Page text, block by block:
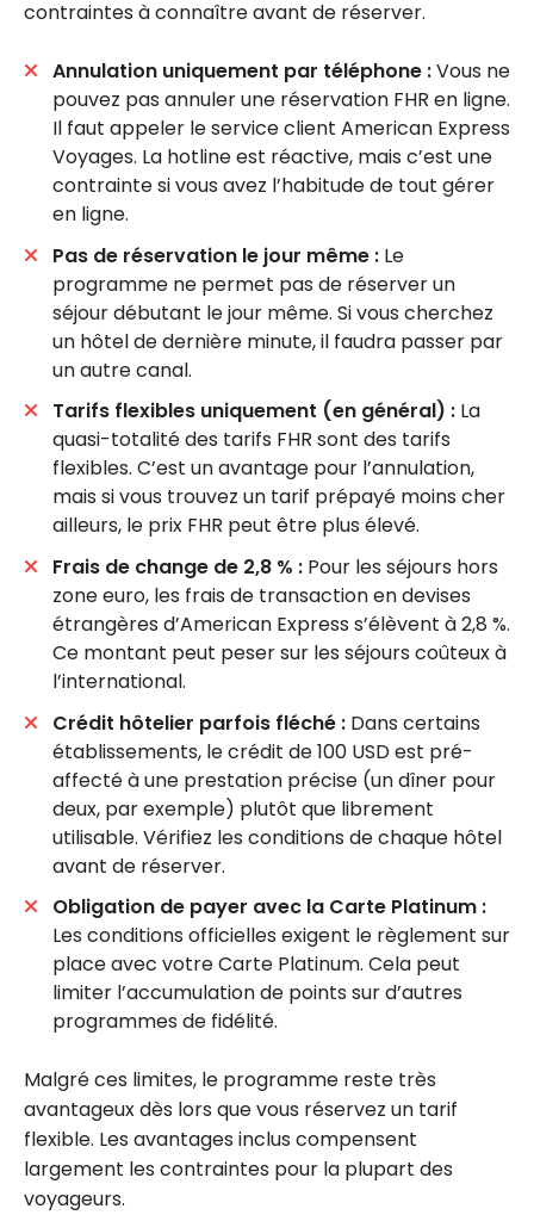
contraintes à connaître avant de réserver.
Annulation uniquement par téléphone :Vous ne
pouvez pas annuler une réservation FHR en ligne.
Il faut appeler le service client American Express
Voyages. La hotline est réactive, mais c’est une
contrainte si vous avez l’habitude de tout gérer
en ligne.
Pas de réservation le jour même : Le
programme ne permet pas de réserver un
séjour débutant le jour même. Si vous cherchez
un hôtel de dernière minute, il faudra passer par
un autre canal.
Tarifs flexibles uniquement (en général) : La
quasi-totalité des tarifs FHR sont des tarifs
flexibles. C’est un avantage pour l’annulation,
mais si vous trouvez un tarif prépayé moins cher
ailleurs, le prix FHR peut être plus élevé.
Frais de change de 2,8 % : Pour les séjours hors
zone euro, les frais de transaction en devises
étrangères d’American Express s’élèvent à 2,8 %.
Ce montant peut peser sur les séjours coûteux à
l’international.
Crédit hôtelier parfois fléché : Dans certains
établissements, le crédit de 100 USD est pré-
affecté à une prestation précise (un dîner pour
deux, par exemple) plutôt que librement
utilisable. Vérifiez les conditions de chaque hôtel
avant de réserver.
Obligation de payer avec la Carte Platinum :
Les conditions officielles exigent le règlement sur
place avec votre Carte Platinum. Cela peut
limiter l’accumulation de points sur d’autres
programmes de fidélité.
Malgré ces limites, le programme reste très
avantageux dès lors que vous réservez un tarif
flexible. Les avantages inclus compensent
largement les contraintes pour la plupart des
voyageurs.